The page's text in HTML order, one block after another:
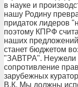
в науке и
нашу Родину
придаток лидеров
поэтому КПРФ
наших
станет бюджетом
"ЗАВТРА". Неужели
сопротивление
зарубежных
В.К. Мы должны